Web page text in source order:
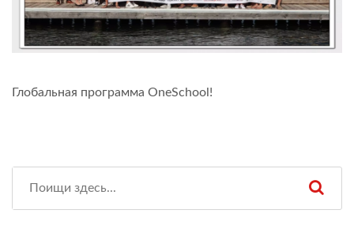
Глобальная программа OneSchool!